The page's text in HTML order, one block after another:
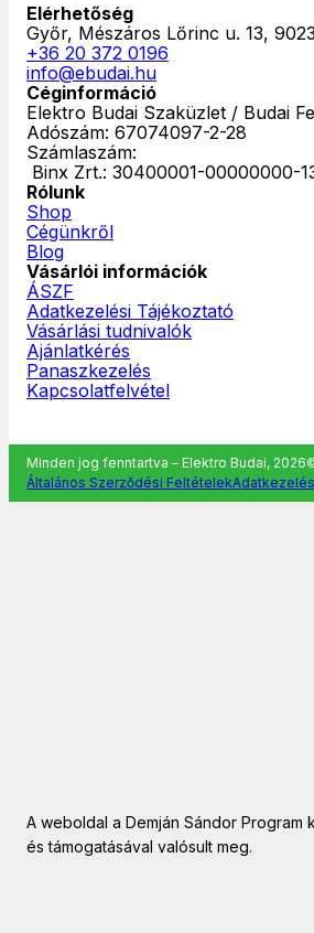
Elérhetőség
Győr, Mészáros Lőrinc u. 13, 9023
+36 20 372 0196
info@ebudai.hu
Céginformáció
Elektro Budai Szaküzlet / Budai
Adószám: 67074097-2-28
Számlaszám:
Binx Zrt.: 30400001-00000000-
Rólunk
Shop
Cégünkről
Blog
Vásárlói információk
ÁSZF
Adatkezelési Tájékoztató
Vásárlási tudnivalók
Ajánlatkérés
Panaszkezelés
Kapcsolatfelvétel
Minden jog fenntartva – Elektro Budai,
Általános Szerződési Feltételek
A weboldal a Demján Sándor Program
és támogatásával valósult meg.